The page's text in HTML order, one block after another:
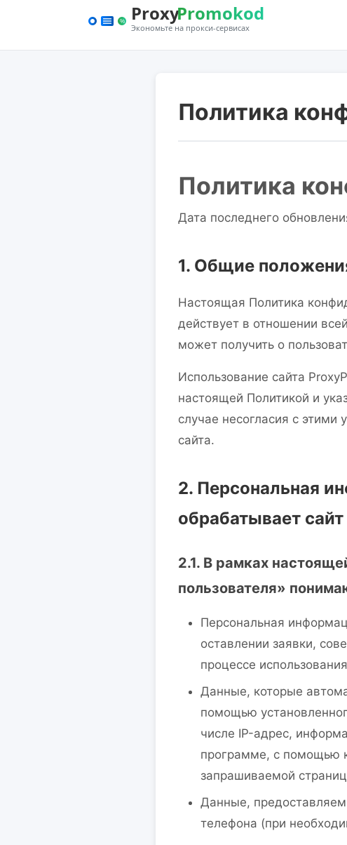
Политика
Политика
Дата последнего
1. Общие
Настоящая Политика
действует в отношении
может получить о
Использование сайта
настоящей Политикой и
случае несогласия с этими
сайта.
2. Персональная
обрабатывает сайт
2.1. В рамках
пользователя»
Персональная
оставлении заявки,
процессе
Данные, которые
помощью
числе IP-адрес,
программе, с помощью
запрашиваемой
Данные,
телефона (при